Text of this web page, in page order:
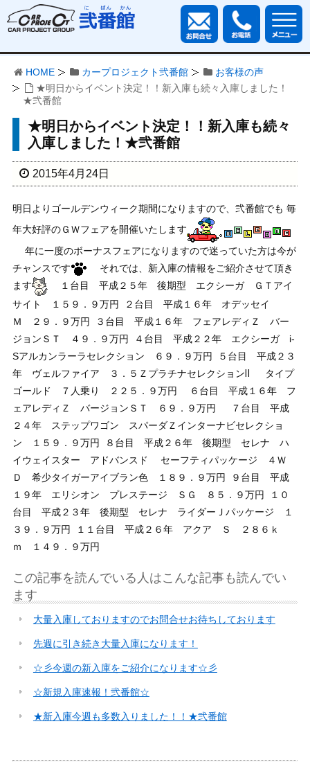
HOME カープロジェクト弐番館
お客様の声
★明日からイベント決定！！新入庫も続々入庫しました！
★弐番館
★明日からイベント決定！！新入庫も続々
入庫しました！★弐番館
2015年4月24日
明日よりゴールデンウィーク期間になりますので、弐番館でも 毎
年大好評のＧＷフェアを開催いたします
年に一度のボーナスフェアになりますので迷っていた方は今が
チャンスです
それでは、新入庫の情報をご紹介させて頂き
ます
１台目 平成２５年 後期型 エクシーガ ＧＴアイ
サイト １５９．９万円
２台目 平成１６年 オデッセイ
Ｍ ２９．９万円
３台目 平成１６年 フェアレディＺ バー
ジョンＳＴ ４９．９万円
４台目 平成２２年 エクシーガ i-
Sアルカンラーラセレクション ６９．９万円
５台目 平成２３
年 ヴェルファイア ３．５ＺプラチナセレクションⅡ
タイプ
ゴールド ７人乗り ２２５．９万円 ６台目 平成１６年 フ
ェアレディＺ バージョンＳＴ ６９．９万円
７台目 平成
２４年 ステップワゴン スパーダＺインターナビセレクショ
ン １５９．９万円
８台目 平成２６年 後期型 セレナ ハ
イウェイスター アドバンスド セーフティパッケージ ４Ｗ
Ｄ 希少タイガーアイブラン色 １８９．９万円
９台目 平成
１９年 エリシオン プレステージ ＳＧ ８５．９万円
１０
台目 平成２３年 後期型 セレナ ライダーＪパッケージ １
３９．９万円
１１台目 平成２６年 アクア Ｓ ２８６ｋ
ｍ １４９．９万円
この記事を読んでいる人はこんな記事も読んでい
ます
大量入庫しておりますのでお問合せお待ちしております
先週に引き続き大量入庫になります！
☆彡今週の新入庫をご紹介になります☆彡
☆新規入庫速報！弐番館☆
★新入庫今週も多数入りました！！★弐番館